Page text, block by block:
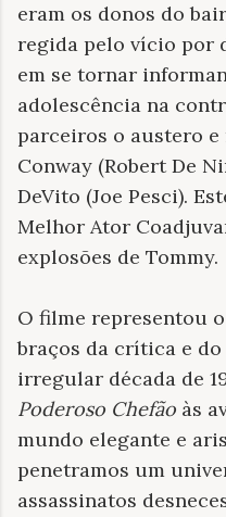
eram os donos do
regida pelo vício por
em se tornar
adolescência na
parceiros o austero
Conway (Robert De
DeVito (Joe Pesci).
Melhor Ator
explosões de Tommy.
O filme representou
braços da crítica e
irregular década de
Poderoso Chefão às
mundo elegante e
penetramos um
assassinatos